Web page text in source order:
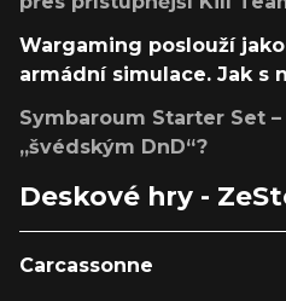
Wargaming poslouží
armádní simulace. Jak s
Symbaroum Starter Set
„švédským DnD“?
Deskové hry -
Carcassonne